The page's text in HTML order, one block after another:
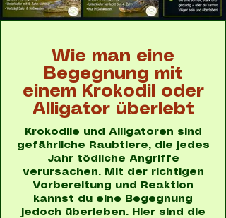
Wie man eine
Begegnung mit
einem Krokodil oder
Alligator überlebt
Krokodile und Alligatoren sind
gefährliche Raubtiere, die jedes
Jahr tödliche Angriffe
verursachen. Mit der richtigen
Vorbereitung und Reaktion
kannst du eine Begegnung
jedoch überleben. Hier sind die